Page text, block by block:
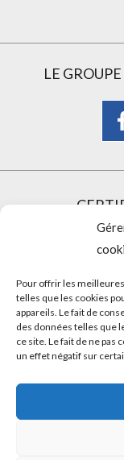
Pour offrir les
telles que les cookies
appareils. Le fait de
des données telles que
ce site. Le fait de ne
un effet négatif sur
LE